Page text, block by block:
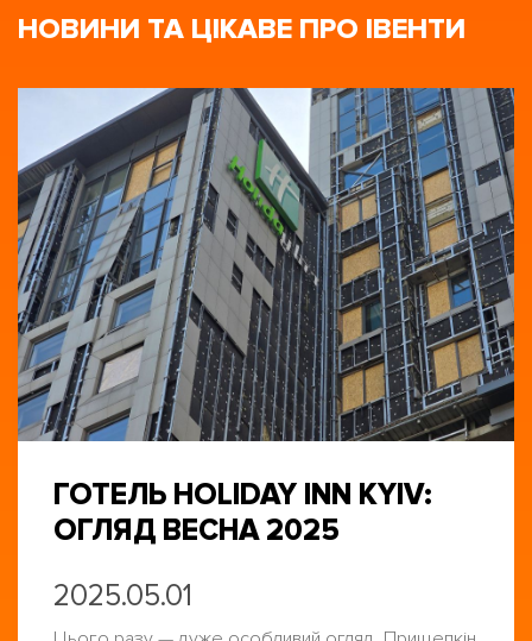
НОВИНИ ТА ЦІКАВЕ ПРО ІВЕНТИ
ГОТЕЛЬ HOLIDAY INN KYIV:
ОГЛЯД ВЕСНА 2025
2025.05.01